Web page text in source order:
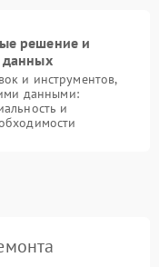
решение и
данных
и инструментов,
данными:
и